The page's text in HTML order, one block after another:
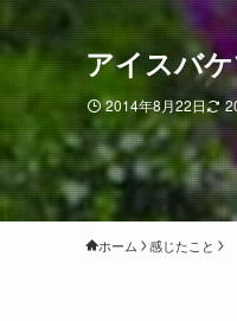
アイスバ
2014年8月22日
ホーム 感じたこと